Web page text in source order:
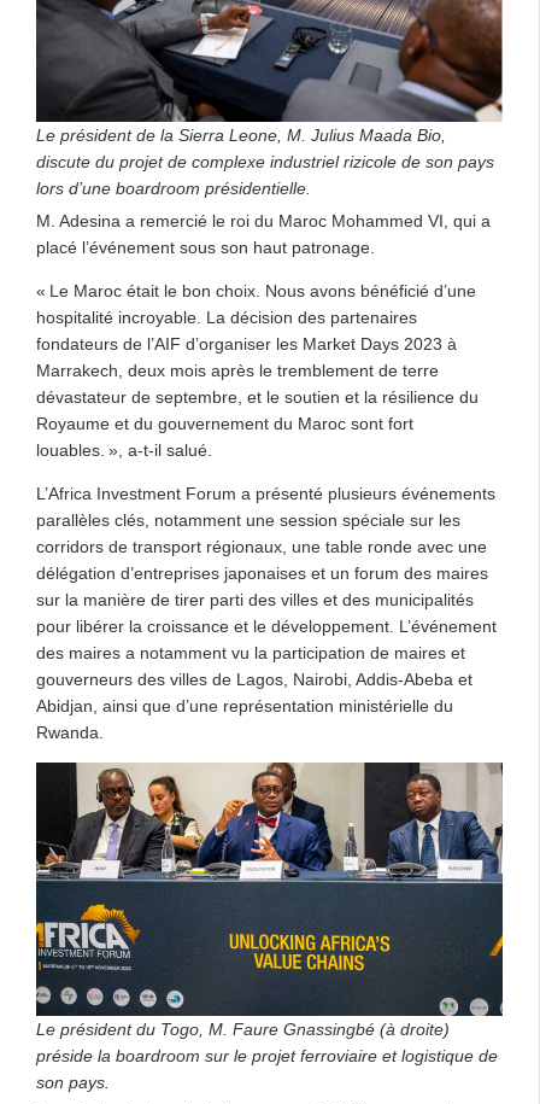
Le président de la Sierra Leone, M. Julius Maada Bio,
discute du projet de complexe industriel rizicole de son pays
lors d’une boardroom présidentielle.
M. Adesina a remercié le roi du Maroc Mohammed VI, qui a
placé l’événement sous son haut patronage.
« Le Maroc était le bon choix. Nous avons bénéficié d’une
hospitalité incroyable. La décision des partenaires
fondateurs de l’AIF d’organiser les Market Days 2023 à
Marrakech, deux mois après le tremblement de terre
dévastateur de septembre, et le soutien et la résilience du
Royaume et du gouvernement du Maroc sont fort
louables. », a-t-il salué.
L’Africa Investment Forum a présenté plusieurs événements
parallèles clés, notamment une session spéciale sur les
corridors de transport régionaux, une table ronde avec une
délégation d’entreprises japonaises et un forum des maires
sur la manière de tirer parti des villes et des municipalités
pour libérer la croissance et le développement. L’événement
des maires a notamment vu la participation de maires et
gouverneurs des villes de Lagos, Nairobi, Addis-Abeba et
Abidjan, ainsi que d’une représentation ministérielle du
Rwanda.
Le président du Togo, M. Faure Gnassingbé (à droite)
préside la boardroom sur le projet ferroviaire et logistique de
son pays.